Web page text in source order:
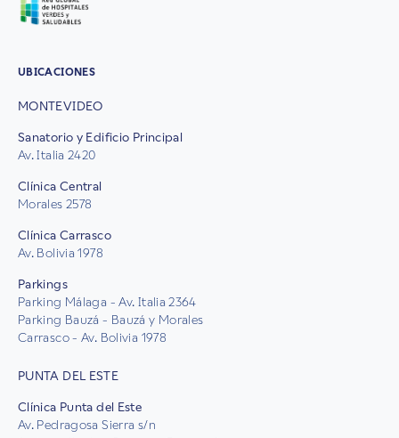
UBICACIONES
MONTEVIDEO
Sanatorio y Edificio Principal
Av. Italia 2420
Clínica Central
Morales 2578
Clínica Carrasco
Av. Bolivia 1978
Parkings
Parking Málaga - Av. Italia 2364
Parking Bauzá - Bauzá y Morales
Carrasco - Av. Bolivia 1978
PUNTA DEL ESTE
Clínica Punta del Este
Av. Pedragosa Sierra s/n